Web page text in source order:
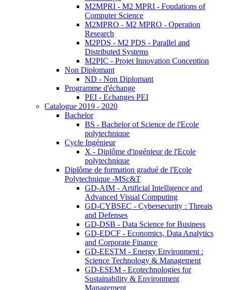
M2MPRI - M2 MPRI - Foudations of
Computer Science
M2MPRO - M2 MPRO - Operation
Research
M2PDS - M2 PDS - Parallel and
Distributed Systems
M2PIC - Projet Innovation Conception
Non Diplomant
ND - Non Diplomant
Programme d'échange
PEI - Echanges PEI
Catalogue 2019 - 2020
Bachelor
BS - Bachelor of Science de l'Ecole
polytechnique
Cycle Ingénieur
X - Diplôme d'ingénieur de l'Ecole
polytechnique
Diplôme de formation gradué de l'Ecole
Polytechnique -MSc&T
GD-AIM - Artificial Intelligence and
Advanced Visual Computing
GD-CYBSEC - Cybersecurity : Threats
and Defenses
GD-DSB - Data Science for Business
GD-EDCF - Economics, Data Analytics
and Corporate Finance
GD-EESTM - Energy Environment :
Science Technology & Management
GD-ESEM - Ecotechnologies for
Sustainability & Environment
Management